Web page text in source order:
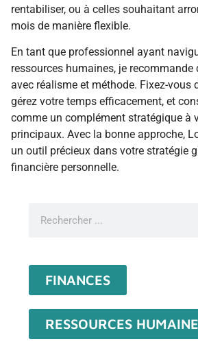
rentabiliser, ou à celles souhaitant
mois de manière flexible.
En tant que professionnel ayant
ressources humaines, je recommande
avec réalisme et méthode. Fixez-vous
gérez votre temps efficacement, et
comme un complément stratégique à
principaux. Avec la bonne approche,
un outil précieux dans votre stratégie
financière personnelle.
FINANCES
RESSOURCES